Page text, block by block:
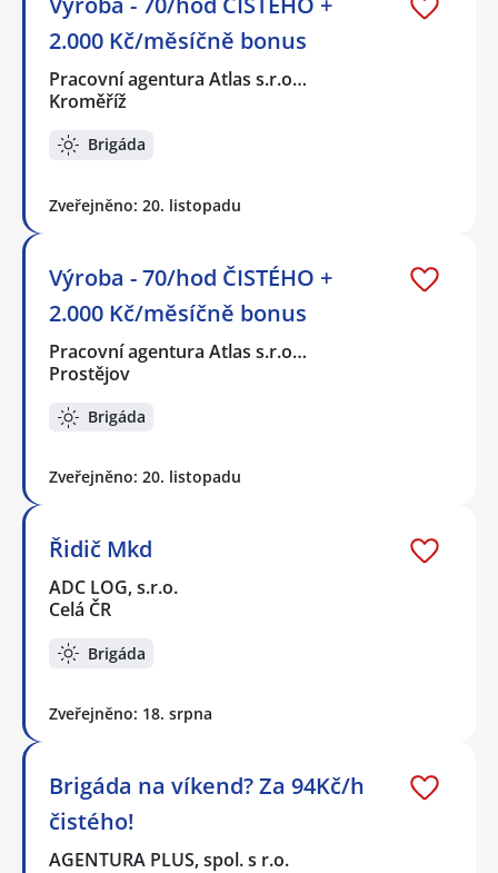
2.000 Kč/měsíčně bonus
Pracovní agentura Atlas s.r.o…
Kroměříž
Brigáda
Zveřejněno: 20. listopadu
Výroba - 70/hod ČISTÉHO +
2.000 Kč/měsíčně bonus
Pracovní agentura Atlas s.r.o…
Prostějov
Brigáda
Zveřejněno: 20. listopadu
Řidič Mkd
ADC LOG, s.r.o.
Celá ČR
Brigáda
Zveřejněno: 18. srpna
Brigáda na víkend? Za 94Kč/h
čistého!
AGENTURA PLUS, spol. s r.o.